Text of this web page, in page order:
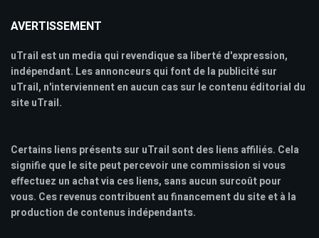
AVERTISSEMENT
uTrail est un media qui revendique sa liberté d'expression,
indépendant. Les annonceurs qui font de la publicité sur
uTrail, n'interviennent en aucun cas sur le contenu éditorial du
site uTrail.
Certains liens présents sur uTrail sont des liens affiliés. Cela
signifie que le site peut percevoir une commission si vous
effectuez un achat via ces liens, sans aucun surcoût pour
vous. Ces revenus contribuent au financement du site et à la
production de contenus indépendants.